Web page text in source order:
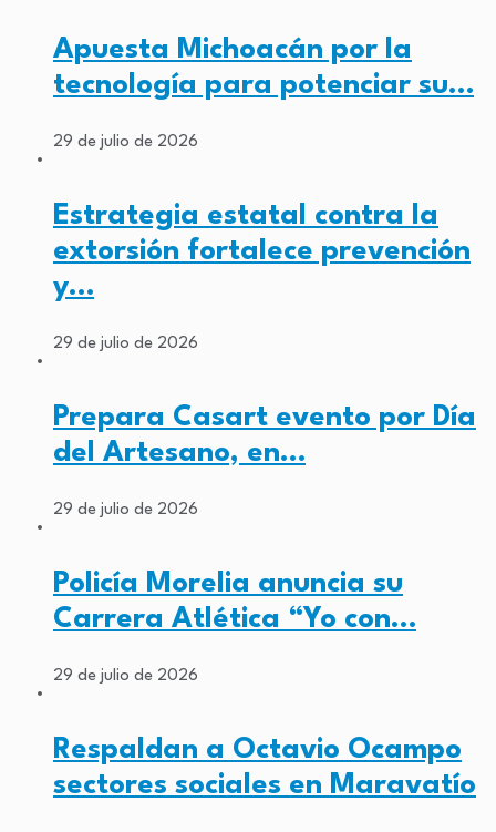
Apuesta Michoacán por la
tecnología para potenciar su…
29 de julio de 2026
Estrategia estatal contra la
extorsión fortalece prevención
y…
29 de julio de 2026
Prepara Casart evento por Día
del Artesano, en…
29 de julio de 2026
Policía Morelia anuncia su
Carrera Atlética “Yo con…
29 de julio de 2026
Respaldan a Octavio Ocampo
sectores sociales en Maravatío